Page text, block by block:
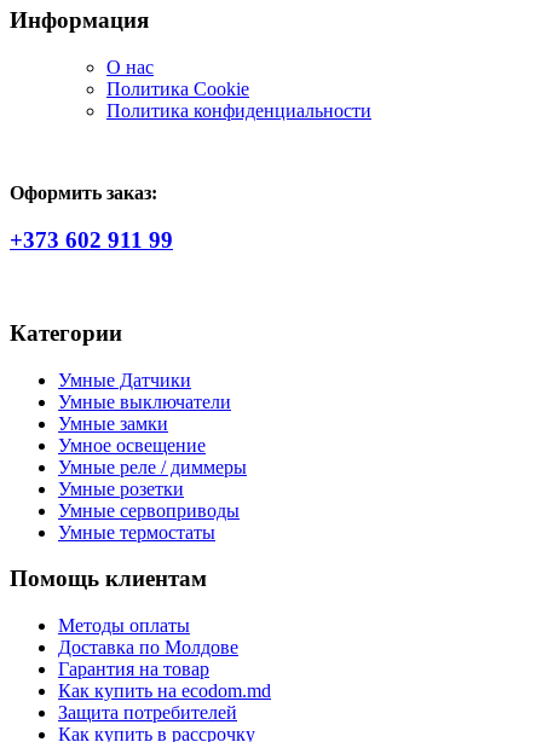
Информация
О нас
Политика Сookie
Политика конфиденциальности
Оформить заказ:
+373 602 911 99
Категории
Умные Датчики
Умные выключатели
Умные замки
Умное освещение
Умные реле / диммеры
Умные розетки
Умные сервоприводы
Умные термостаты
Помощь клиентам
Методы оплаты
Доставка по Молдове
Гарантия на товар
Как купить на ecodom.md
Защита потребителей
Как купить в рассрочку